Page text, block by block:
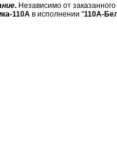
. Независимо от
110А в исполнении "110А-